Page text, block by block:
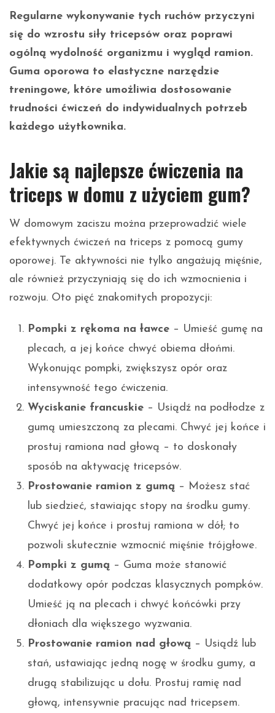
Regularne wykonywanie tych ruchów przyczyni
się do wzrostu siły tricepsów oraz poprawi
ogólną wydolność organizmu i wygląd ramion.
Guma oporowa to elastyczne narzędzie
treningowe, które umożliwia dostosowanie
trudności ćwiczeń do indywidualnych potrzeb
każdego użytkownika.
Jakie są najlepsze ćwiczenia na
triceps w domu z użyciem gum?
W domowym zaciszu można przeprowadzić wiele
efektywnych ćwiczeń na triceps z pomocą gumy
oporowej. Te aktywności nie tylko angażują mięśnie,
ale również przyczyniają się do ich wzmocnienia i
rozwoju. Oto pięć znakomitych propozycji:
Pompki z rękoma na ławce – Umieść gumę na
plecach, a jej końce chwyć obiema dłońmi.
Wykonując pompki, zwiększysz opór oraz
intensywność tego ćwiczenia.
Wyciskanie francuskie – Usiądź na podłodze z
gumą umieszczoną za plecami. Chwyć jej końce i
prostuj ramiona nad głową – to doskonały
sposób na aktywację tricepsów.
Prostowanie ramion z gumą – Możesz stać
lub siedzieć, stawiając stopy na środku gumy.
Chwyć jej końce i prostuj ramiona w dół; to
pozwoli skutecznie wzmocnić mięśnie trójgłowe.
Pompki z gumą – Guma może stanowić
dodatkowy opór podczas klasycznych pompków.
Umieść ją na plecach i chwyć końcówki przy
dłoniach dla większego wyzwania.
Prostowanie ramion nad głową – Usiądź lub
stań, ustawiając jedną nogę w środku gumy, a
drugą stabilizując u dołu. Prostuj ramię nad
głową, intensywnie pracując nad tricepsem.